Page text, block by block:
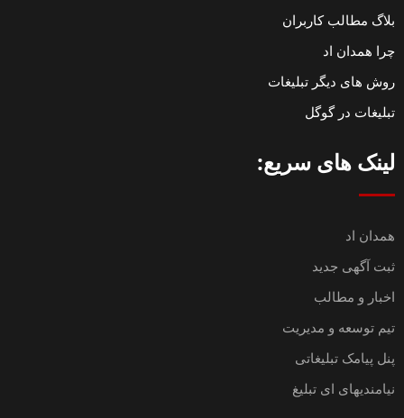
بلاگ مطالب کاربران
چرا همدان اد
روش های دیگر تبلیغات
تبلیغات در گوگل
لینک های سریع:
همدان اد
ثبت آگهی جدید
اخبار و مطالب
تیم توسعه و مدیریت
پنل پیامک تبلیغاتی
نیامندیهای ای تبلیغ